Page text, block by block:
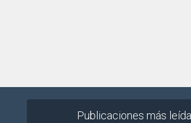
Publicaciones más